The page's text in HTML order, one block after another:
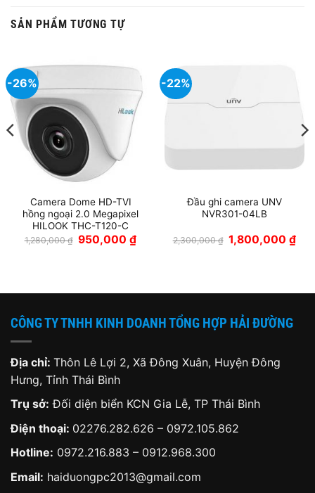
SẢN PHẨM TƯƠNG TỰ
-26%
Camera Dome HD-TVI
hồng ngoại 2.0 Megapixel
HILOOK THC-T120-C
1,280,000₫ Giá
gốc
950,000₫Giá
-22%
Đầu ghi camera UNV
NVR301-04LB
2,300,000₫ Giá
gốc
1,800,000₫Giá
CÔNG TY TNHH KINH DOANH TỔNG HỢP HẢI ĐƯỜNG
Địa chỉ: Thôn Lê Lợi 2, Xã Đông Xuân, Huyện Đông
Hưng, Tỉnh Thái Bình
Trụ sở: Đối diện biển KCN Gia Lễ, TP Thái Bình
Điện thoại: 02276.282.626 – 0972.105.862
Hotline: 0972.216.883 – 0912.968.300
Email: haiduongpc2013@gmail.com